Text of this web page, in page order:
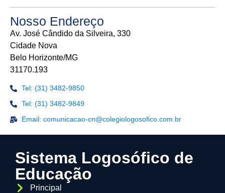
Nosso Endereço
Av. José Cândido da Silveira, 330
Cidade Nova
Belo Horizonte/MG
31170.193
Tel: (31) 3482-9850
Tel: (31) 3482-9849
Email: comunicacao-cn@colegiologosofico.com.br
Sistema Logosófico de
Educação
Principal